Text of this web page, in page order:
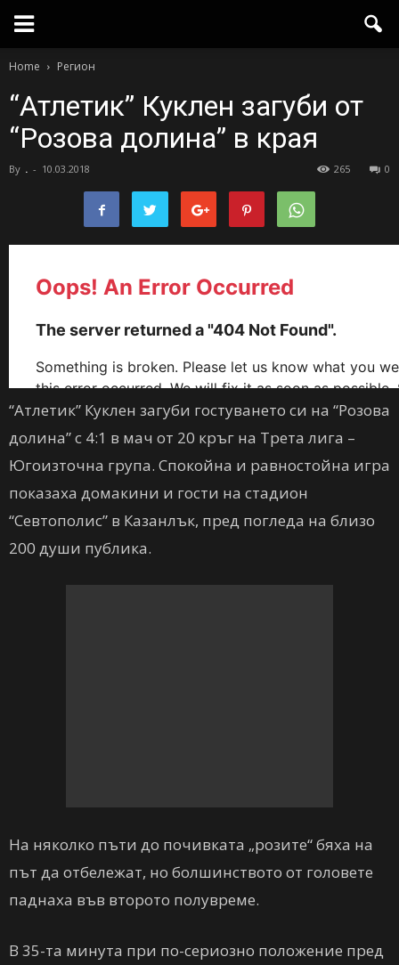
Home Регион
“Атлетик” Куклен загуби от
“Розова долина” в края
By . - 10.03.2018 0
265
“Атлетик” Куклен загуби гостуването си на “Розова
долина” с 4:1 в мач от 20 кръг на Трета лига –
Югоизточна група. Спокойна и равностойна игра
показаха домакини и гости на стадион
“Севтополис” в Казанлък, пред погледа на близо
200 души публика.
На няколко пъти до почивката „розите“ бяха на
път да отбележат, но болшинството от головете
паднаха във второто полувреме.
В 35-та минута при по-сериозно положение пред